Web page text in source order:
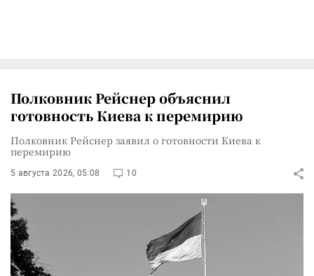
Полковник Рейснер объяснил
готовность Киева к перемирию
Полковник Рейснер заявил о готовности Киева к
перемирию
5 августа 2026, 05:08 10